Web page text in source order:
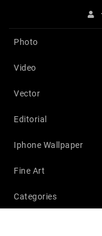
Photo
Video
Vector
Editorial
Iphone Wallpaper
Fine Art
Categories